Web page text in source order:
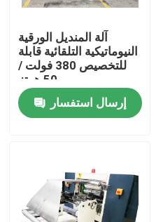
آلة تصنيع المناديل الورقية
آلة مناديل الوجه
آلة صنع فوط اليد
آلة قطع المناديل الورقية
آلة المنديل الورقية
النيوماتيكية التلقائية قابلة
للتخصيص 380 فولت /
50 هرتز
إرسال استفسار